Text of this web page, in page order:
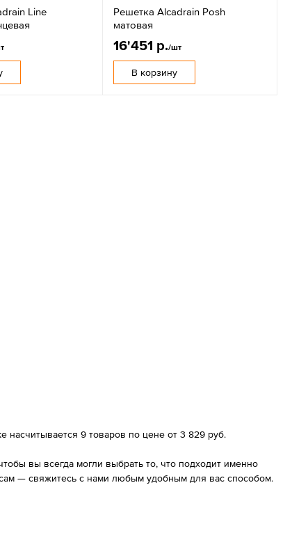
Line
Решетка Alcadrain Posh
матовая
16'451 р./шт
В корзину
насчитывается 9 товаров по цене от 3 829 руб.
вы всегда могли выбрать то, что подходит именно
— свяжитесь с нами любым удобным для вас способом.